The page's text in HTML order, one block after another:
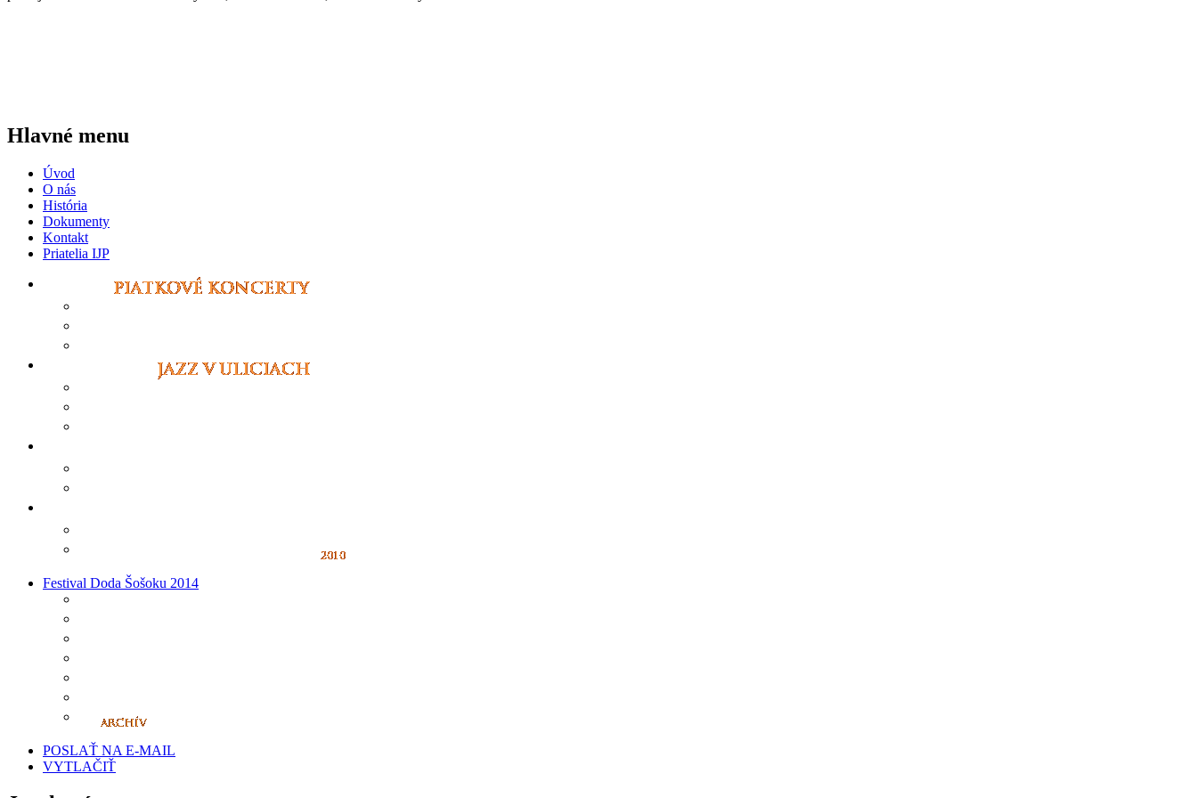
Hlavné menu
Úvod
O nás
História
Dokumenty
Kontakt
Priatelia IJP
Festival Doda Šošoku 2014
POSLAŤ NA E-MAIL
VYTLAČIŤ